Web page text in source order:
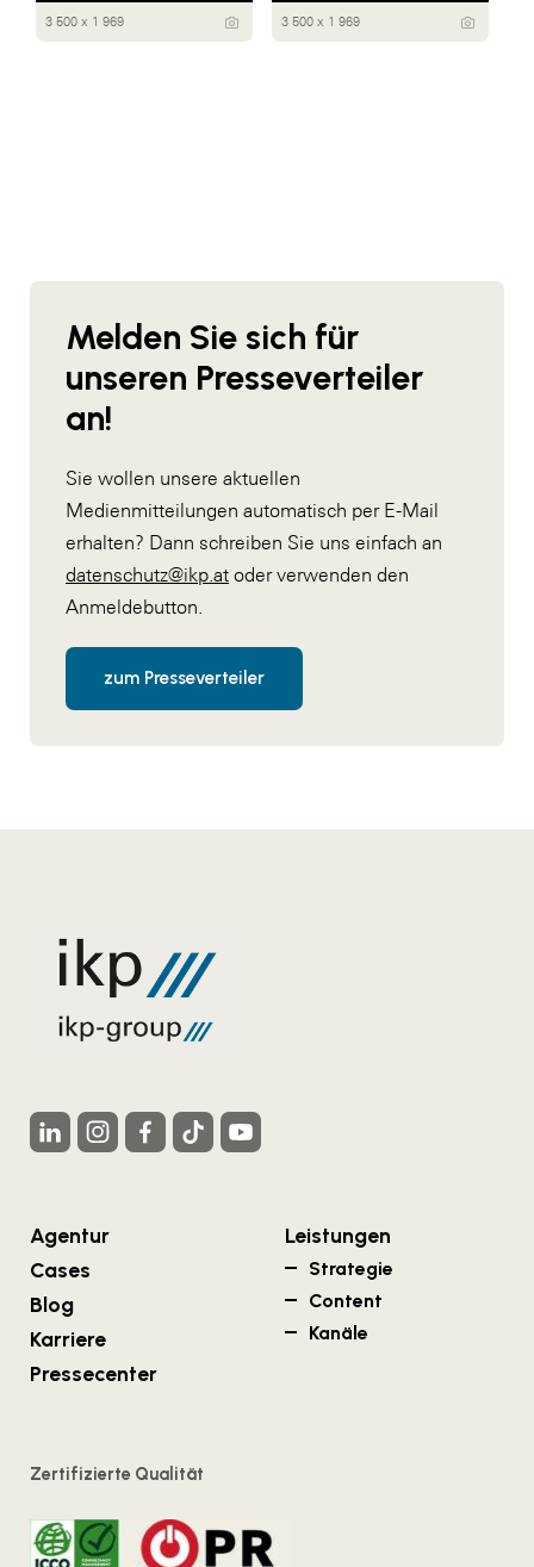
3 500 x 1 969 3 500 x 1 969
Melden Sie sich für
unseren Presseverteiler
an!
Sie wollen unsere aktuellen
Medienmitteilungen automatisch per E-Mail
erhalten? Dann schreiben Sie uns einfach an
datenschutz@ikp.at oder verwenden den
Anmeldebutton.
zum Presseverteiler
Agentur
Cases
Blog
Karriere
Pressecenter
Leistungen
Strategie
Content
Kanäle
Zertifizierte Qualität